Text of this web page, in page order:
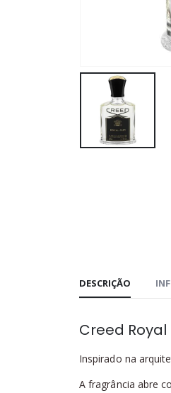
DESCRIÇÃO
Creed
Inspirado na
A fragrância abre